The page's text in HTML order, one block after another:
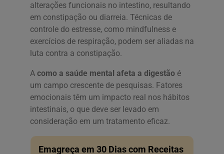
alterações funcionais no intestino, resultando
em constipação ou diarreia. Técnicas de
controle do estresse, como mindfulness e
exercícios de respiração, podem ser aliadas na
luta contra a constipação.
A como a saúde mental afeta a digestão é
um campo crescente de pesquisas. Fatores
emocionais têm um impacto real nos hábitos
intestinais, o que deve ser levado em
consideração em um tratamento eficaz.
Emagreça em 30 Dias com Receitas